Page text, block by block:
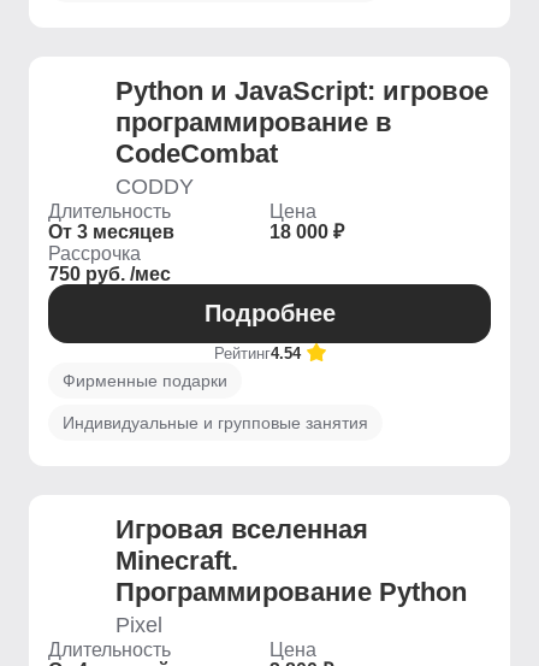
Python и JavaScript: игровое
программирование в
CodeCombat
CODDY
Длительность
От 3 месяцев
Цена
18 000 ₽
Рассрочка
750 руб. /мес
Подробнее
Рейтинг4.54
Фирменные подарки
Индивидуальные и групповые занятия
Игровая вселенная
Minecraft.
Программирование Python
Pixel
Длительность
Цена